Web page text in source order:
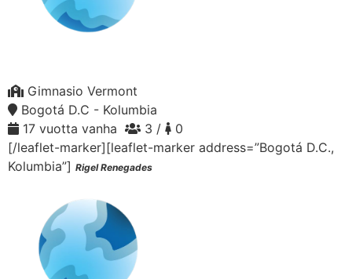
Gimnasio Vermont
Bogotá D.C - Kolumbia
17 vuotta vanha
3 /
0
[/leaflet-marker][leaflet-marker address=”Bogotá D.C.,
Kolumbia”] Rigel Renegades